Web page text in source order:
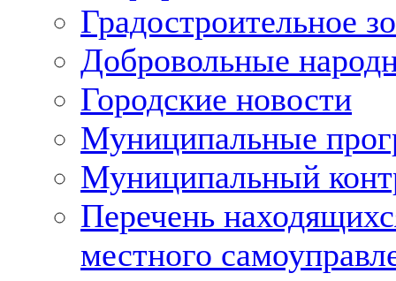
Градостроительное
Добровольные
Городские новости
Муниципальные
Муниципальный
Перечень
местного